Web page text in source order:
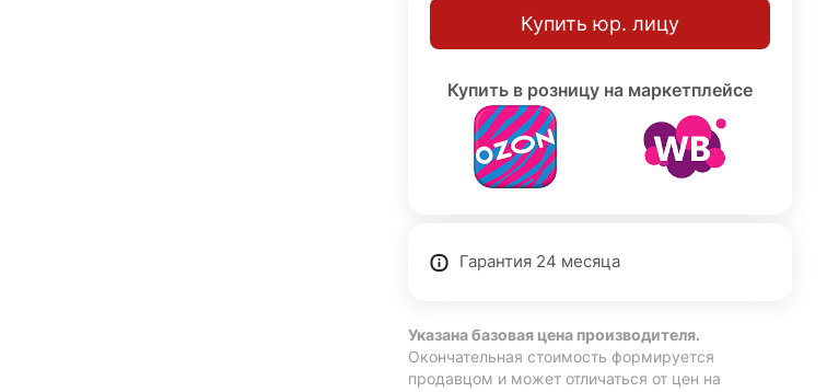
Купить юр. лицу
Купить в розницу на маркетплейсе
Гарантия 24 месяца
Указана базовая цена производителя.
Окончательная стоимость формируется
продавцом и может отличаться от цен на